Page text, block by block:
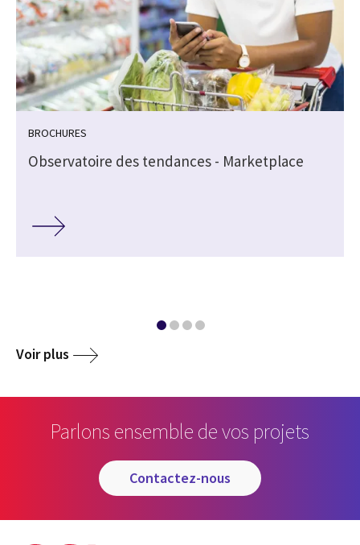
BROCHURES
Observatoire des tendances - Marketplace
Voir plus
Parlons ensemble de vos projets
contactez-nous